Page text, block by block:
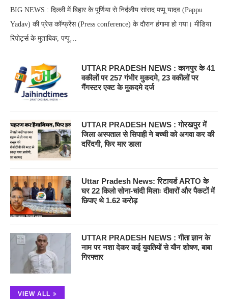
BIG NEWS : दिल्ली में बिहार के पूर्णिया से निर्दलीय सांसद पप्पू यादव (Pappu
Yadav) की प्रेस कॉन्फ्रेंस (Press conference) के दौरान हंगामा हो गया। मीडिया
रिपोर्ट्स के मुताबिक, पप्पू…
UTTAR PRADESH NEWS : कानपुर के 41
वकीलों पर 257 गंभीर मुकदमे, 23 वकीलों पर
गैंगस्टर एक्ट के मुकदमे दर्ज
UTTAR PRADESH NEWS : गोरखपुर में
जिला अस्पताल से सिपाही ने बच्ची को अगवा कर की
दरिंदगी, फिर मार डाला
Uttar Pradesh News: रिटायर्ड ARTO के
घर 22 किलो सोना-चांदी मिलाः दीवारों और पैकटों में
छिपाए थे 1.62 करोड़
UTTAR PRADESH NEWS : गीता ज्ञान के
नाम पर नशा देकर कई युवतियों से यौन शोषण, बाबा
गिरफ्तार
VIEW ALL